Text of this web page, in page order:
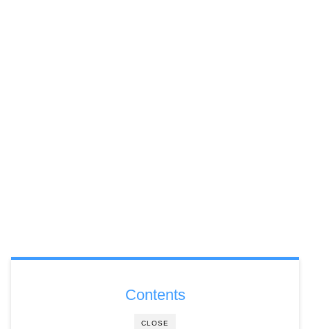
CLOSE
Contents